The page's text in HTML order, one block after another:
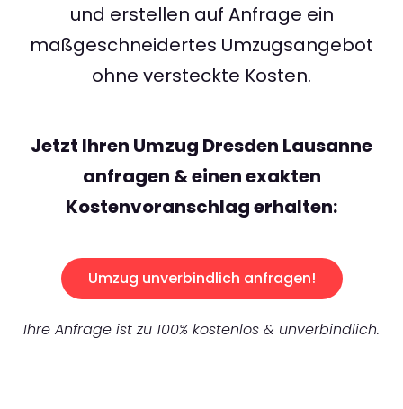
und erstellen auf Anfrage ein
maßgeschneidertes Umzugsangebot
ohne versteckte Kosten.
Jetzt Ihren Umzug Dresden Lausanne
anfragen & einen exakten
Kostenvoranschlag erhalten:
Umzug unverbindlich anfragen!
Ihre Anfrage ist zu 100% kostenlos & unverbindlich.